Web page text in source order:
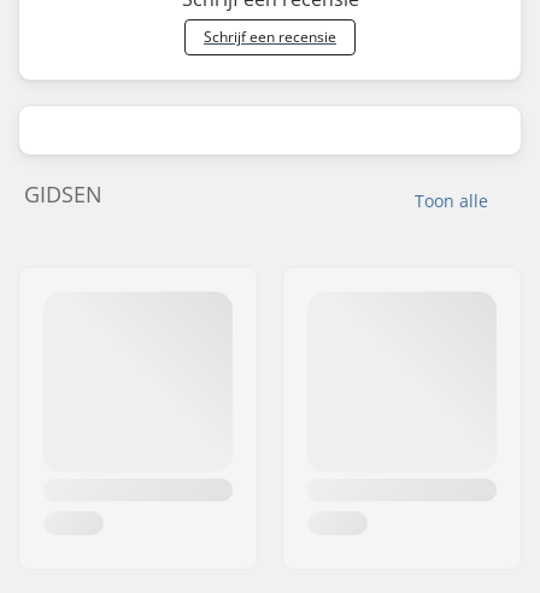
Schrijf een recensie
Toon alle
GIDSEN